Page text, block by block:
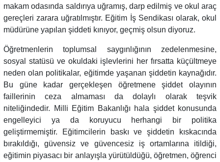
makam odasında saldırıya uğramış, darp edilmiş ve okul araç
gereçleri zarara uğratılmıştır. Eğitim İş Sendikası olarak, okul
müdürüne yapılan şiddeti kınıyor, geçmiş olsun diyoruz.
Öğretmenlerin toplumsal saygınlığının zedelenmesine,
sosyal statüsü ve okuldaki işlevlerini her fırsatta küçültmeye
neden olan politikalar, eğitimde yaşanan şiddetin kaynağıdır.
Bu güne kadar gerçekleşen öğretmene şiddet olayının
faillerinin ceza almaması da dolaylı olarak teşvik
niteliğindedir. Milli Eğitim Bakanlığı hala şiddet konusunda
engelleyici ya da koruyucu herhangi bir politika
geliştirmemiştir. Eğitimcilerin baskı ve şiddetin kıskacında
bırakıldığı, güvensiz ve güvencesiz iş ortamlarına itildiği,
eğitimin piyasacı bir anlayışla yürütüldüğü, öğretmen, öğrenci